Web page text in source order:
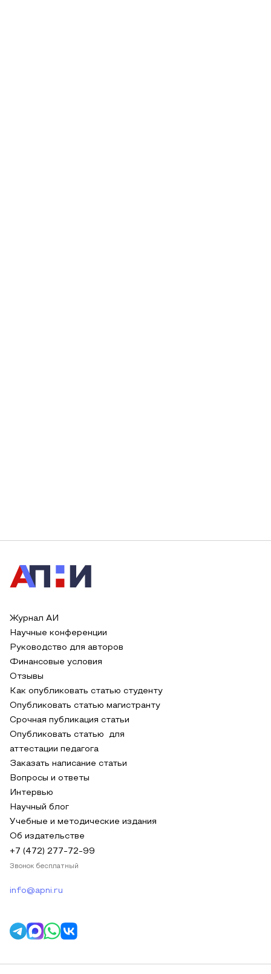
Журнал АИ
Научные конференции
Руководство для авторов
Финансовые условия
Отзывы
Как опубликовать статью студенту
Опубликовать статью магистранту
Срочная публикация статьи
Опубликовать статью для
аттестации педагога
Заказать написание статьи
Вопросы и ответы
Интервью
Научный блог
Учебные и методические издания
Об издательстве
+7 (472) 277-72-99
Звонок бесплатный
info@apni.ru